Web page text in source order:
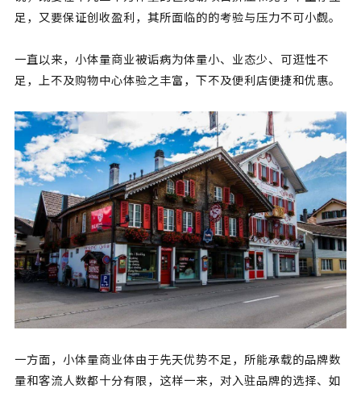
足，又要保证创收盈利，其所面临的的考验与压力不可小觑。
一直以来，小体量商业被诟病为体量小、业态少、可逛性不
足，上不及购物中心体验之丰富，下不及便利店便捷和优惠。
一方面，小体量商业体由于先天优势不足，所能承载的品牌数
量和客流人数都十分有限，这样一来，对入驻品牌的选择、如